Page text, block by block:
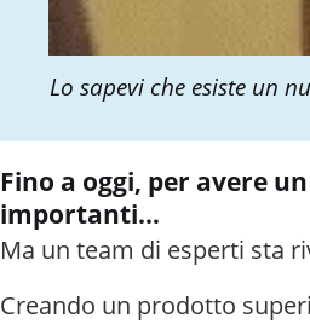
Lo sapevi che esiste un
Fino a oggi, per avere
importanti…
Ma un team di esperti sta
Creando un prodotto